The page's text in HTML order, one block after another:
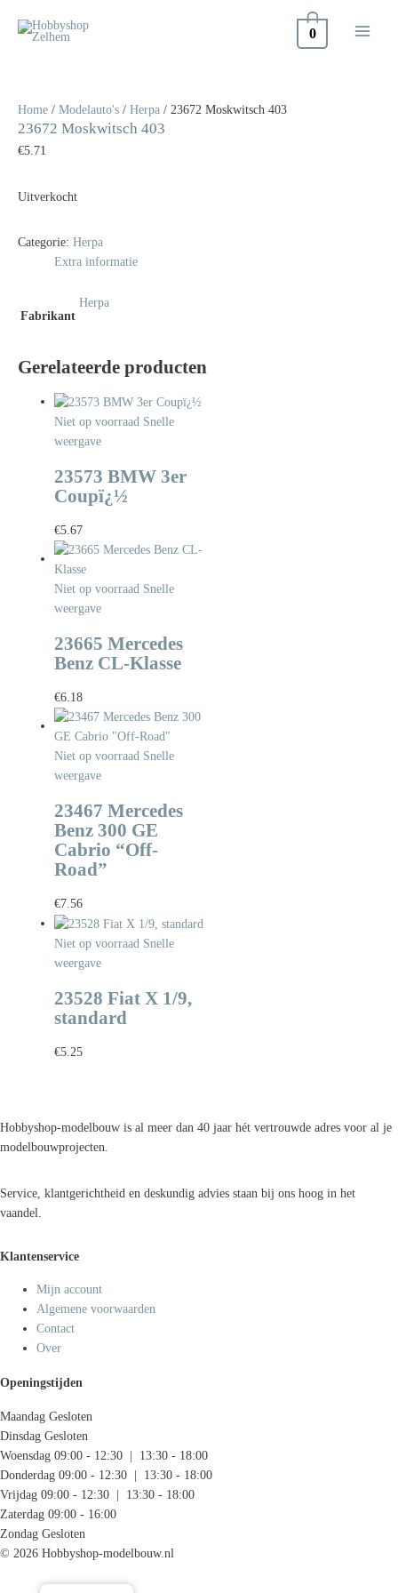
naar
0
Home / Modelauto's / Herpa / 23672 Moskwitsch 403
23672 Moskwitsch 403
€5.71
Uitverkocht
Categorie: Herpa
Extra informatie
Fabrikant
Herpa
Gerelateerde producten
Niet op voorraad Snelle
weergave
23573 BMW 3er
Coupï¿½
€5.67
Niet op voorraad Snelle
weergave
23665 Mercedes
Benz CL-Klasse
€6.18
Niet op voorraad Snelle
weergave
23467 Mercedes
Benz 300 GE
Cabrio “Off-
Road”
€7.56
Niet op voorraad Snelle
weergave
23528 Fiat X 1/9,
standard
€5.25
Hobbyshop-modelbouw is al meer dan 40 jaar hét vertrouwde adres voor al je
modelbouwprojecten.
Service, klantgerichtheid en deskundig advies staan bij ons hoog in het
vaandel.
Klantenservice
Mijn account
Algemene voorwaarden
Contact
Over
Openingstijden
Maandag Gesloten
Dinsdag Gesloten
Woensdag 09:00 - 12:30 | 13:30 - 18:00
Donderdag 09:00 - 12:30 | 13:30 - 18:00
Vrijdag 09:00 - 12:30 | 13:30 - 18:00
Zaterdag 09:00 - 16:00
Zondag Gesloten
© 2026 Hobbyshop-modelbouw.nl